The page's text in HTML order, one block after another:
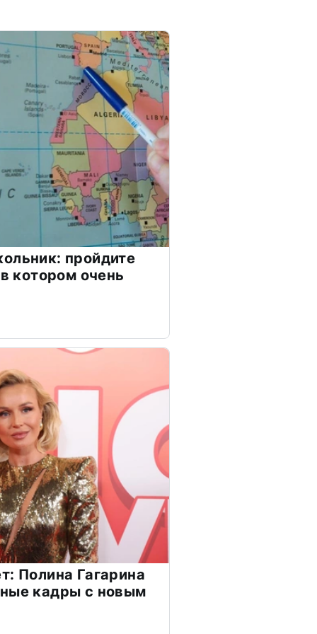
пройдите
котором очень
Полина Гагарина
кадры с новым